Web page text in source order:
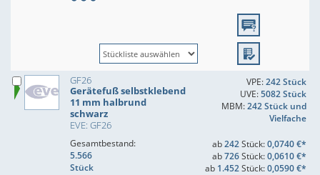
GF26
Gerätefuß selbstklebend
11 mm halbrund
schwarz
EVE: GF26
VPE:242 Stück
UVE:5082 Stück
MBM:242 Stück und
Vielfache
Gesamtbestand:
5.566
Stück
ab242Stück:0,0740 €*
ab726Stück:0,0610 €*
ab 1.452Stück:0,0590 €*